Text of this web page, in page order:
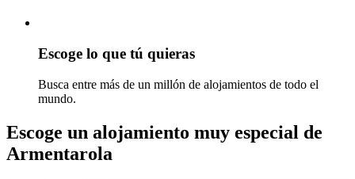
Escoge lo que tú quieras
Busca entre más de un millón de alojamientos de todo el
mundo.
Escoge un alojamiento muy especial de
Armentarola